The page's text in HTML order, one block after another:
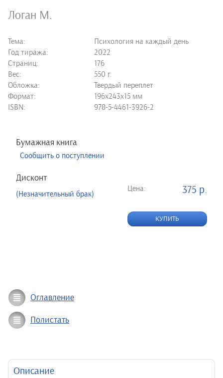
Логан М.
Тема:
Психология на каждый день
Год тиража:
2022
Страниц:
176
Вес:
550 г.
Обложка:
Твердый переплет
Формат:
196х243х15 мм
ISBN:
978-5-4461-3926-2
Бумажная книга
Сообщить о поступлении
Дисконт
(Незначительный брак)
Цена: 375 р.
КУПИТЬ
Оглавление
Полистать
Описание